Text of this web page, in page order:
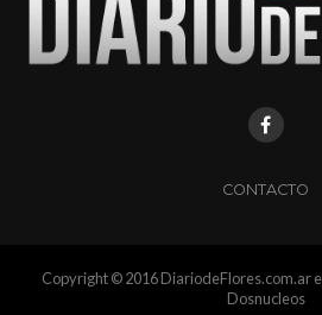
CONTACTO
Copyright © 2016 DiariodeFlores.com.ar
Dosnucleos